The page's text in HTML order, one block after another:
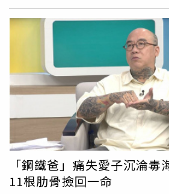
「視眾生苦為己苦。」永明寺僧眾不
因地理限制而延誤救援，本著「聞聲
次再度慷慨解囊，捐贈小型水箱消防
精良的消防車能化為前線弟兄的堅實
實質的守護力量。北市消防局副局長
明寺的善行，不僅是物質上的支持，
大的心靈鼓舞。消防局全體同仁定將
之於社會」的精神，將這份來自僧眾
化為守護的力量，精進救災技能，守
力打造一個讓大家都能安居、放心的
「鋼鐵爸」痛失愛子沉淪
11根肋骨撿回一命